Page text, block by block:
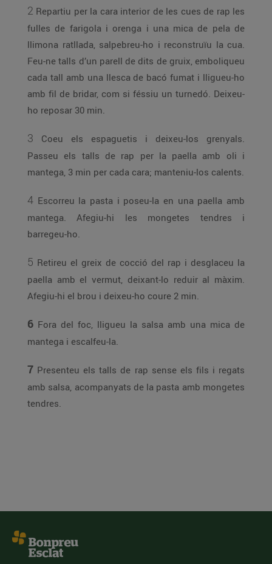
2 Repartiu per la cara interior de les cues de rap les
fulles de farigola i orenga i una mica de pela de
llimona ratllada, salpebreu-ho i reconstruïu la cua.
Feu-ne talls d’un parell de dits de gruix, emboliqueu
cada tall amb una llesca de bacó fumat i lligueu-ho
amb fil de bridar, com si féssiu un turnedó. Deixeu-
ho reposar 30 min.
3 Coeu els espaguetis i deixeu-los grenyals.
Passeu els talls de rap per la paella amb oli i
mantega, 3 min per cada cara; manteniu-los calents.
4 Escorreu la pasta i poseu-la en una paella amb
mantega. Afegiu-hi les mongetes tendres i
barregeu-ho.
5 Retireu el greix de cocció del rap i desglaceu la
paella amb el vermut, deixant-lo reduir al màxim.
Afegiu-hi el brou i deixeu-ho coure 2 min.
6 Fora del foc, lligueu la salsa amb una mica de
mantega i escalfeu-la.
7 Presenteu els talls de rap sense els fils i regats
amb salsa, acompanyats de la pasta amb mongetes
tendres.